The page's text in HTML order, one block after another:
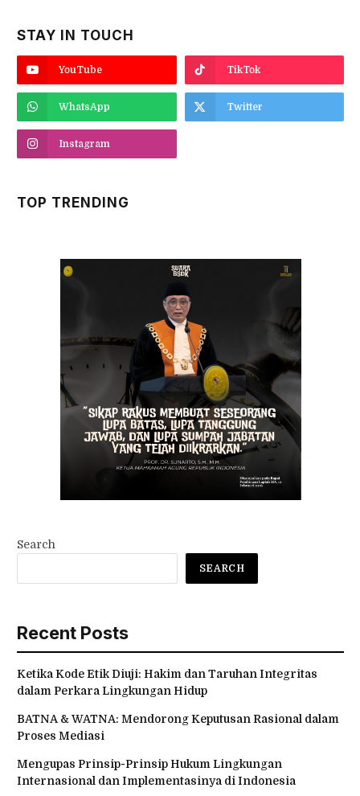
STAY IN TOUCH
YouTube TikTok
WhatsApp Twitter
Instagram
TOP TRENDING
Search
SEARCH
Recent Posts
Ketika Kode Etik Diuji: Hakim dan Taruhan Integritas
dalam Perkara Lingkungan Hidup
BATNA & WATNA: Mendorong Keputusan Rasional dalam
Proses Mediasi
Mengupas Prinsip-Prinsip Hukum Lingkungan
Internasional dan Implementasinya di Indonesia